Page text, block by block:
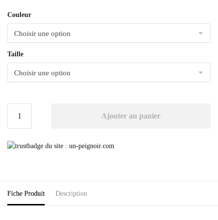
Couleur
Taille
Ajouter au panier
Fiche Produit Description